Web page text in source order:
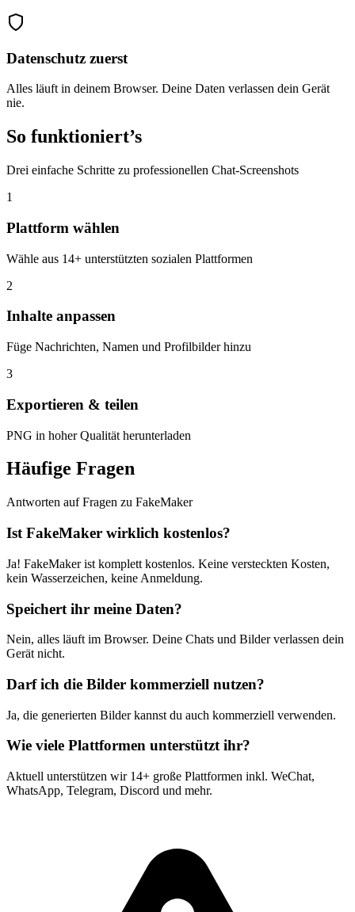
Datenschutz zuerst
Alles läuft in deinem Browser. Deine Daten verlassen dein Gerät
nie.
So funktioniert’s
Drei einfache Schritte zu professionellen Chat-Screenshots
1
Plattform wählen
Wähle aus 14+ unterstützten sozialen Plattformen
2
Inhalte anpassen
Füge Nachrichten, Namen und Profilbilder hinzu
3
Exportieren & teilen
PNG in hoher Qualität herunterladen
Häufige Fragen
Antworten auf Fragen zu FakeMaker
Ist FakeMaker wirklich kostenlos?
Ja! FakeMaker ist komplett kostenlos. Keine versteckten Kosten,
kein Wasserzeichen, keine Anmeldung.
Speichert ihr meine Daten?
Nein, alles läuft im Browser. Deine Chats und Bilder verlassen dein
Gerät nicht.
Darf ich die Bilder kommerziell nutzen?
Ja, die generierten Bilder kannst du auch kommerziell verwenden.
Wie viele Plattformen unterstützt ihr?
Aktuell unterstützen wir 14+ große Plattformen inkl. WeChat,
WhatsApp, Telegram, Discord und mehr.